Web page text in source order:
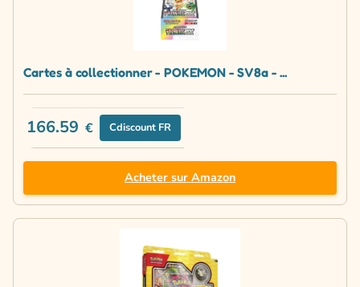
Cartes à collectionner - POKEMON - SV8a - ...
166.59 € Cdiscount FR
Acheter sur Amazon